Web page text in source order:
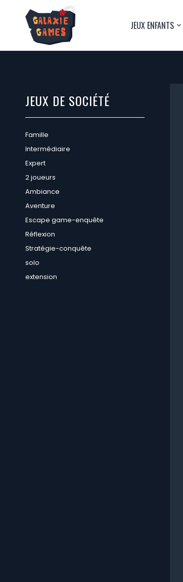
JEUX ENFANTS
JEUX DE SOCIÉTÉ
Famille
Intermédiaire
Expert
2 joueurs
Ambiance
Aventure
Escape game-enquête
Réflexion
Stratégie-conquête
solo
extension